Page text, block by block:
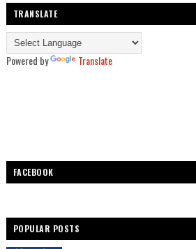
TRANSLATE
Powered by Translate
FACEBOOK
POPULAR POSTS